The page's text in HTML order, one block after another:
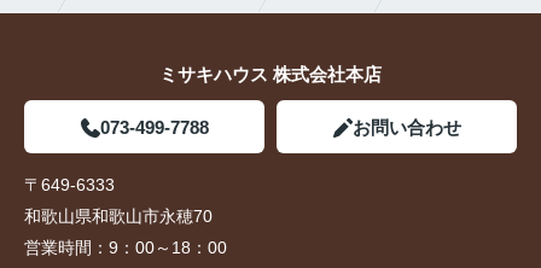
ミサキハウス 株式会社本店
073-499-7788 お問い合わせ
〒649-6333
和歌山県和歌山市永穂70
営業時間： 9：00～18：00